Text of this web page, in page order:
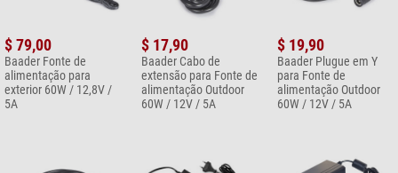
$ 79,00
Baader Fonte de
alimentação para
exterior 60W / 12,8V /
5A
$ 17,90
Baader Cabo de
extensão para Fonte de
alimentação Outdoor
60W / 12V / 5A
$ 19,90
Baader Plugue em Y
para Fonte de
alimentação Outdoor
60W / 12V / 5A